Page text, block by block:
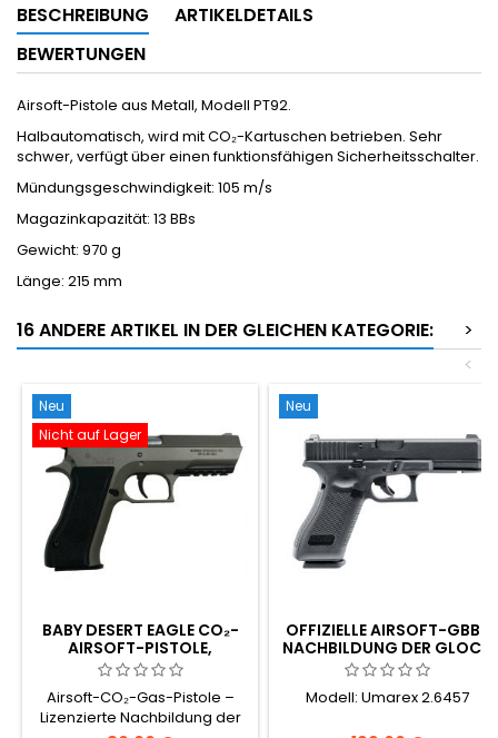
BESCHREIBUNG
ARTIKELDETAILS
BEWERTUNGEN
Airsoft-Pistole aus Metall, Modell PT92.
Halbautomatisch, wird mit CO₂-Kartuschen betrieben. Sehr
schwer, verfügt über einen funktionsfähigen Sicherheitsschalter.
Mündungsgeschwindigkeit: 105 m/s
Magazinkapazität: 13 BBs
Gewicht: 970 g
Länge: 215 mm
16 ANDERE ARTIKEL IN DER GLEICHEN KATEGORIE:
>
<
Neu
Nicht auf Lager
BABY DESERT EAGLE CO₂-
AIRSOFT-PISTOLE,
METALLGEHÄUSE
Airsoft-CO₂-Gas-Pistole –
Lizenzierte Nachbildung der
Neu
OFFIZIELLE AIRSOFT-GBB-
NACHBILDUNG DER GLOCK
17 GEN5
Modell: Umarex 2.6457